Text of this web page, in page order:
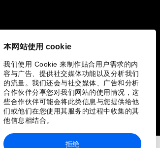
本网站使用 cookie
我们使用 Cookie 来制作贴合用户需求的内
容与广告、提供社交媒体功能以及分析我们
的流量。我们还会与社交媒体、广告和分析
合作伙伴分享您对我们网站的使用情况，这
些合作伙伴可能会将此类信息与您提供给他
们或他们在您使用其服务的过程中收集的其
他信息相结合。
拒绝